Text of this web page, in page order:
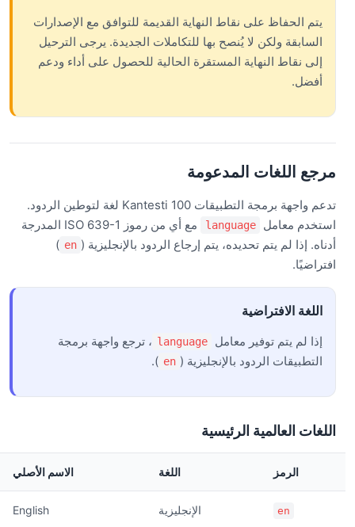
يتم الحفاظ على نقاط النهاية القديمة للتوافق مع الإصدارات
السابقة ولكن لا يُنصح بها للتكاملات الجديدة. يرجى الترحيل
إلى نقاط النهاية المستقرة الحالية للحصول على أداء ودعم
أفضل.
مرجع اللغات المدعومة
تدعم واجهة برمجة التطبيقات Kantesti 100 لغة لتوطين الردود.
استخدم معامل
language
مع أي من رموز ISO 639-1 المدرجة
أدناه. إذا لم يتم تحديده، يتم إرجاع الردود بالإنجليزية ( en
)
افتراضيًا.
اللغة الافتراضية
إذا لم يتم توفير معامل language ، ترجع واجهة برمجة
التطبيقات الردود بالإنجليزية ( en
).
اللغات العالمية الرئيسية
الرمز اللغة الاسم الأصلي
en الإنجليزية English